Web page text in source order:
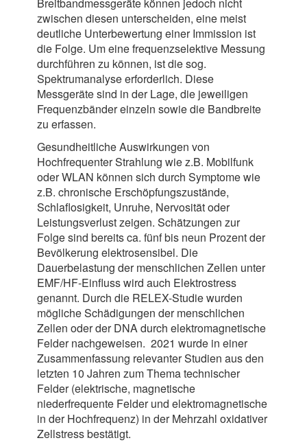
zwischen diesen unterscheiden, eine meist
deutliche Unterbewertung einer Immission ist
die Folge. Um eine frequenzselektive Messung
durchführen zu können, ist die sog.
Spektrumanalyse erforderlich. Diese
Messgeräte sind in der Lage, die jeweiligen
Frequenzbänder einzeln sowie die Bandbreite
zu erfassen.
Gesundheitliche Auswirkungen von
Hochfrequenter Strahlung wie z.B. Mobilfunk
oder WLAN können sich durch Symptome wie
z.B. chronische Erschöpfungszustände,
Schlaflosigkeit, Unruhe, Nervosität oder
Leistungsverlust zeigen. Schätzungen zur
Folge sind bereits ca. fünf bis neun Prozent der
Bevölkerung elektrosensibel. Die
Dauerbelastung der menschlichen Zellen unter
EMF/HF-Einfluss wird auch Elektrostress
genannt. Durch die RELEX-Studie wurden
mögliche Schädigungen der menschlichen
Zellen oder der DNA durch elektromagnetische
Felder nachgeweisen. 2021 wurde in einer
Zusammenfassung relevanter Studien aus den
letzten 10 Jahren zum Thema technischer
Felder (elektrische, magnetische
niederfrequente Felder und elektromagnetische
in der Hochfrequenz) in der Mehrzahl oxidativer
Zellstress bestätigt.